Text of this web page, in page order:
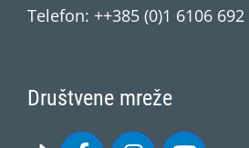
Telefon: ++385 (0)1 6106 692
Društvene mreže